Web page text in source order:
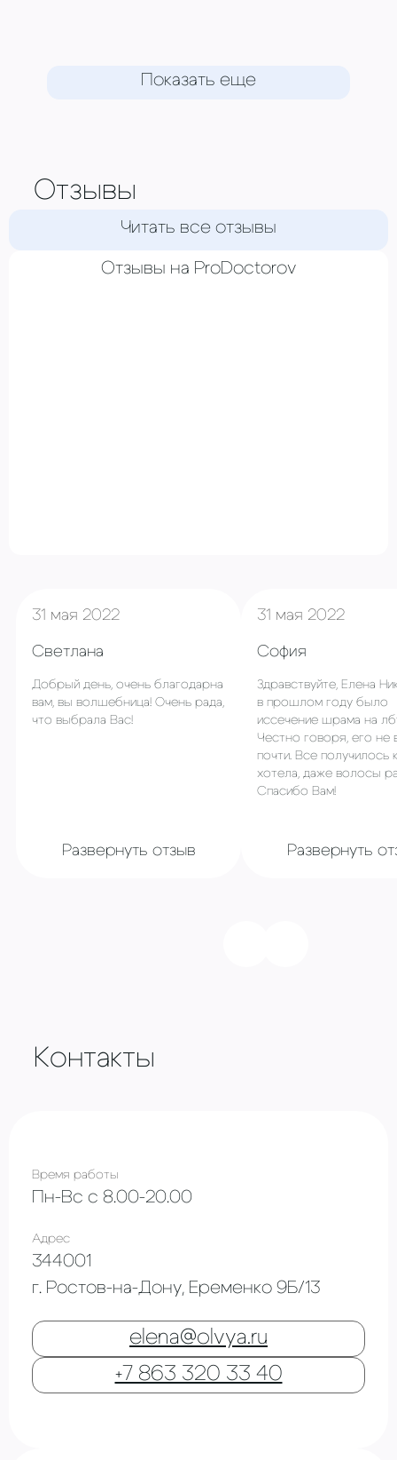
Показать еще
Отзывы
Отзывы на ProDoctorov
Читать все отзывы
31 мая 2022
Светлана
Добрый день, очень благодарна
вам, вы волшебница! Очень рада,
что выбрала Вас!
Развернуть отзыв
31 мая 2022
София
Здравствуйте, Елена
в прошлом году было
иссечение шрама на
Честно говоря, его не
почти. Все получилось
хотела, даже волосы
Спасибо Вам!
Развернуть
Контакты
Время работы
Пн-Вс с 8.00-20.00
Адрес
344001
г. Ростов-на-Дону, Еременко 9Б/13
elena@olvya.ru
+7 863 320 33 40